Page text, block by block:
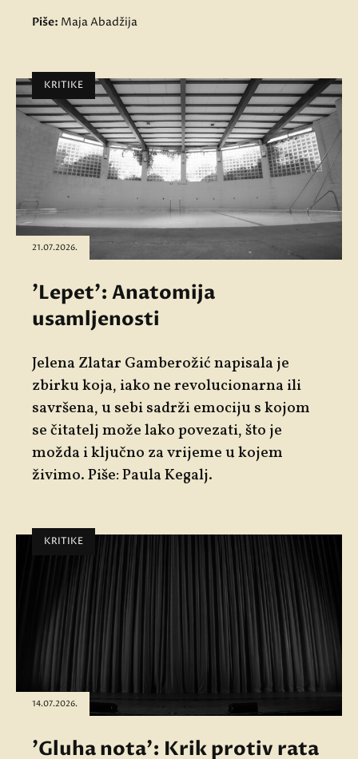
Piše: Maja Abadžija
KRITIKE
21.07.2026.
'Lepet': Anatomija
usamljenosti
Jelena Zlatar Gamberožić napisala je
zbirku koja, iako ne revolucionarna ili
savršena, u sebi sadrži emociju s kojom
se čitatelj može lako povezati, što je
možda i ključno za vrijeme u kojem
živimo. Piše: Paula Kegalj.
KRITIKE
14.07.2026.
'Gluha nota': Krik protiv rata